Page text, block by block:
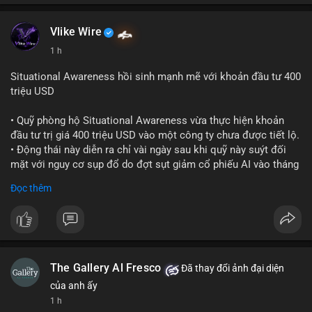
Vlike Wire
1 h
Situational Awareness hồi sinh mạnh mẽ với khoản đầu tư 400
triệu USD
• Quỹ phòng hộ Situational Awareness vừa thực hiện khoản
đầu tư trị giá 400 triệu USD vào một công ty chưa được tiết lộ.
• Động thái này diễn ra chỉ vài ngày sau khi quỹ này suýt đối
mặt với nguy cơ sụp đổ do đợt sụt giảm cổ phiếu AI vào tháng
• Sự trở lại này đánh dấu bước phục hồi đáng chú ý của quỹ
#cryptonews #investment #situationalawareness
$btc $eth
Đọc thêm
The Gallery Al Fresco
Đã thay đổi ảnh đại diện
của anh ấy
1 h